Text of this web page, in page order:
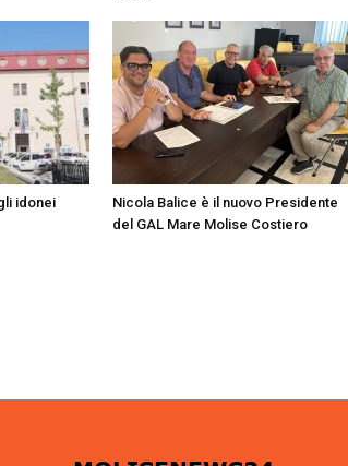
idonei
Nicola Balice è il nuovo Presidente
del GAL Mare Molise Costiero